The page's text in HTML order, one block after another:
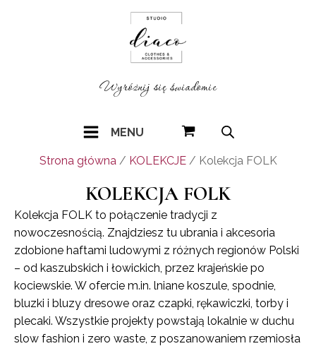
Wyróżnij się świadomie
MENU
Strona główna / KOLEKCJE/ Kolekcja FOLK
KOLEKCJA FOLK
Kolekcja FOLK to połączenie tradycji z
nowoczesnością. Znajdziesz tu ubrania i akcesoria
zdobione haftami ludowymi z różnych regionów Polski
– od kaszubskich i łowickich, przez krajeńskie po
kociewskie. W ofercie m.in. lniane koszule, spodnie,
bluzki i bluzy dresowe oraz czapki, rękawiczki, torby i
plecaki. Wszystkie projekty powstają lokalnie w duchu
slow fashion i zero waste, z poszanowaniem rzemiosła